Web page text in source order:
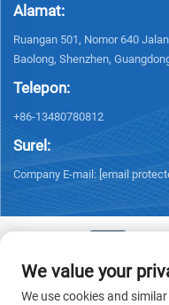
Alamat:
Ruangan 501, Nomor 640
Baolong, Shenzhen,
Telepon:
+86-13480780812
Surel:
Company E-mail: [email
Hak Cipta © 2026 Chisung
We value your
We use cookies and